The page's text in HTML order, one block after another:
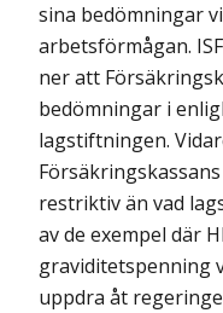
sina bedömningar
arbetsförmågan.
ner att
bedömningar i
lagstiftningen.
restriktiv än vad
av de exempel där
graviditetspenning
uppdra åt